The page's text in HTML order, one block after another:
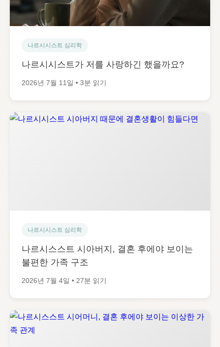
나르시시스트 심리학
나르시시스트가 저를 사랑하긴 했을까요?
2026년 7월 11일 • 3분 읽기
나르시시스트 심리학
나르시스스트 시아버지, 결혼 후에야 보이는
불편한 가족 구조
2026년 7월 4일 • 27분 읽기